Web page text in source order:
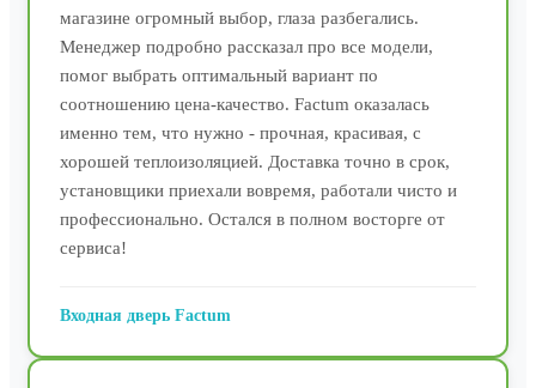
магазине огромный выбор, глаза разбегались.
Менеджер подробно рассказал про все модели,
помог выбрать оптимальный вариант по
соотношению цена-качество. Factum оказалась
именно тем, что нужно - прочная, красивая, с
хорошей теплоизоляцией. Доставка точно в срок,
установщики приехали вовремя, работали чисто и
профессионально. Остался в полном восторге от
сервиса!
Входная дверь Factum